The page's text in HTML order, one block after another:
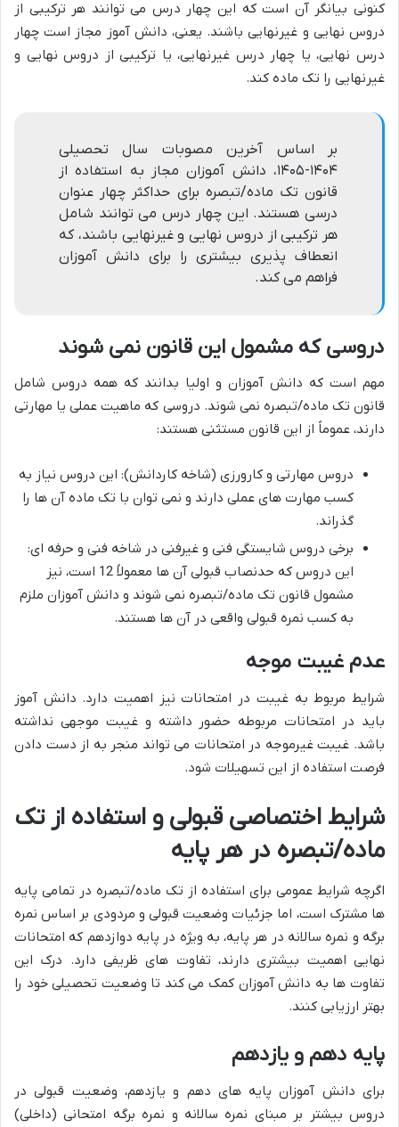
کنونی بیانگر آن است که این چهار درس می توانند هر ترکیبی از
دروس نهایی و غیرنهایی باشند. یعنی، دانش آموز مجاز است چهار
درس نهایی، یا چهار درس غیرنهایی، یا ترکیبی از دروس نهایی و
غیرنهایی را تک ماده کند.
بر اساس آخرین مصوبات سال تحصیلی
۱۴۰۴-۱۴۰۵، دانش آموزان مجاز به استفاده از
قانون تک ماده/تبصره برای حداکثر چهار عنوان
درسی هستند. این چهار درس می توانند شامل
هر ترکیبی از دروس نهایی و غیرنهایی باشند، که
انعطاف پذیری بیشتری را برای دانش آموزان
فراهم می کند.
دروسی که مشمول این قانون نمی شوند
مهم است که دانش آموزان و اولیا بدانند که همه دروس شامل
قانون تک ماده/تبصره نمی شوند. دروسی که ماهیت عملی یا مهارتی
دارند، عموماً از این قانون مستثنی هستند:
دروس مهارتی و کارورزی (شاخه کاردانش): این دروس نیاز به
کسب مهارت های عملی دارند و نمی توان با تک ماده آن ها را
گذراند.
برخی دروس شایستگی فنی و غیرفنی در شاخه فنی و حرفه ای:
این دروس که حدنصاب قبولی آن ها معمولاً 12 است، نیز
مشمول قانون تک ماده/تبصره نمی شوند و دانش آموزان ملزم
به کسب نمره قبولی واقعی در آن ها هستند.
عدم غیبت موجه
شرایط مربوط به غیبت در امتحانات نیز اهمیت دارد. دانش آموز
باید در امتحانات مربوطه حضور داشته و غیبت موجهی نداشته
باشد. غیبت غیرموجه در امتحانات می تواند منجر به از دست دادن
فرصت استفاده از این تسهیلات شود.
شرایط اختصاصی قبولی و استفاده از تک
ماده/تبصره در هر پایه
اگرچه شرایط عمومی برای استفاده از تک ماده/تبصره در تمامی پایه
ها مشترک است، اما جزئیات وضعیت قبولی و مردودی بر اساس نمره
برگه و نمره سالانه در هر پایه، به ویژه در پایه دوازدهم که امتحانات
نهایی اهمیت بیشتری دارند، تفاوت های ظریفی دارد. درک این
تفاوت ها به دانش آموزان کمک می کند تا وضعیت تحصیلی خود را
بهتر ارزیابی کنند.
پایه دهم و یازدهم
برای دانش آموزان پایه های دهم و یازدهم، وضعیت قبولی در
دروس بیشتر بر مبنای نمره سالانه و نمره برگه امتحانی (داخلی)